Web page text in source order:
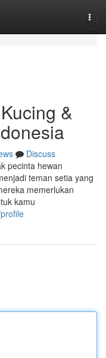
&
Discuss
pecinta hewan
teman setia yang
memerlukan
kamu